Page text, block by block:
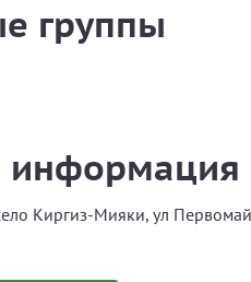
группы
информация
Киргиз-Мияки, ул